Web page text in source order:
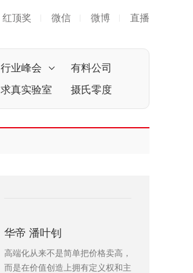
红顶奖 微信 微博 直播
行业峰会
有料公司
求真实验室
摄氏零度
华帝 潘叶钊
高端化从来不是简单把价格卖高，
而是在价值创造上拥有定义权和主